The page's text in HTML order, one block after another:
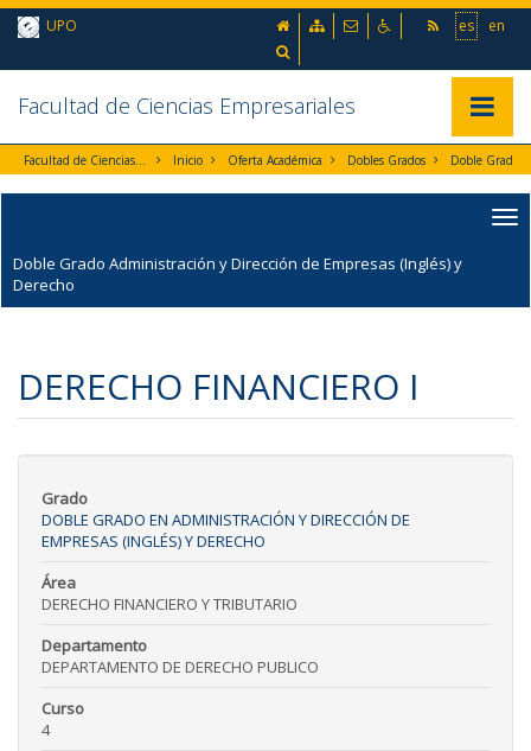
Ir al contenido principal de la página (alt + s)
Ir a la cabecera de la página (alt + c)
Ir al menú principal (alt + u)
es en
UPO inicio Mapa webContactoAccesibilidad
Facultad de Ciencias Empresariales
Facultad de Ciencias Empresariales Inicio Oferta Académica Dobles Grados
Doble Grado Administración y Dirección de Empresas (Inglés) y
Derecho
DERECHO FINANCIERO I
Grado
DOBLE GRADO EN ADMINISTRACIÓN Y DIRECCIÓN DE
EMPRESAS (INGLÉS) Y DERECHO
Área
DERECHO FINANCIERO Y TRIBUTARIO
Departamento
DEPARTAMENTO DE DERECHO PUBLICO
Curso
4